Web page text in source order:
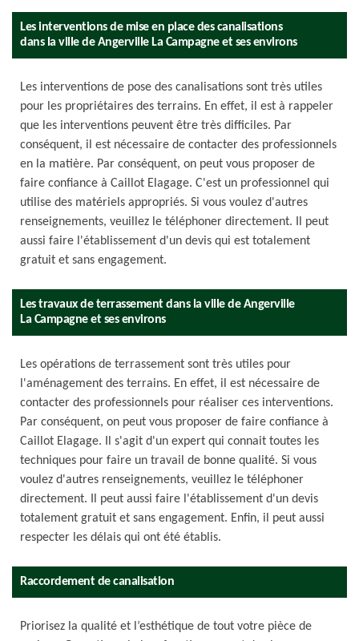
Les interventions de mise en place des canalisations
dans la ville de Angerville La Campagne et ses environs
Les interventions de pose des canalisations sont très utiles
pour les propriétaires des terrains. En effet, il est à rappeler
que les interventions peuvent être très difficiles. Par
conséquent, il est nécessaire de contacter des professionnels
en la matière. Par conséquent, on peut vous proposer de
faire confiance à Caillot Elagage. C'est un professionnel qui
utilise des matériels appropriés. Si vous voulez d'autres
renseignements, veuillez le téléphoner directement. Il peut
aussi faire l'établissement d'un devis qui est totalement
gratuit et sans engagement.
Les travaux de terrassement dans la ville de Angerville
La Campagne et ses environs
Les opérations de terrassement sont très utiles pour
l'aménagement des terrains. En effet, il est nécessaire de
contacter des professionnels pour réaliser ces interventions.
Par conséquent, on peut vous proposer de faire confiance à
Caillot Elagage. Il s'agit d'un expert qui connait toutes les
techniques pour faire un travail de bonne qualité. Si vous
voulez d'autres renseignements, veuillez le téléphoner
directement. Il peut aussi faire l'établissement d'un devis
totalement gratuit et sans engagement. Enfin, il peut aussi
respecter les délais qui ont été établis.
Raccordement de canalisation
Priorisez la qualité et l’esthétique de tout votre pièce de